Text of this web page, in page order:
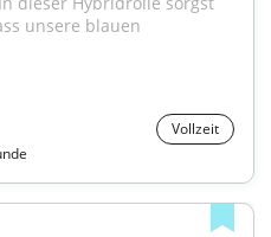
unsere blauen
Vollzeit